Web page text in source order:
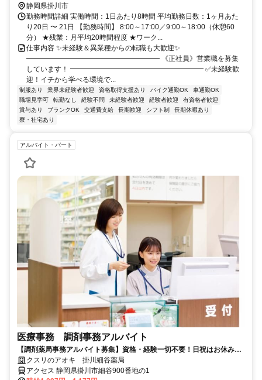
静岡県掛川市
勤務時間詳細 実働時間：1日あたり8時間 平均勤務日数：1ヶ月あた
り20日 〜 21日 【勤務時間】 8:00～17:00／9:00～18:00（休憩60
分） ★残業：月平均20時間程度 ★ワーク...
仕事内容 ✨未経験＆異業種からの転職も大歓迎✨
━━━━━━━━━━━━━━━━━━━ 《正社員》営業職を募集
しています！ ━━━━━━━━━━━━━━━━━━━ ✅未経験歓
迎！イチから学べる環境で...
制服あり 業界未経験者歓迎 資格取得支援あり バイク通勤OK
車通勤OK
職場見学可
転勤なし 経験不問 未経験者歓迎 経験者歓迎
有資格者歓迎
賞与あり
ブランクOK 交通費支給 長期歓迎 シフト制
長期休暇あり
寮・社宅あり
アルバイト・パート
医療事務 調剤事務アルバイト
【調剤薬局事務アルバイト募集】資格・経験一切不要！日祝はお休みの
お仕事！
クスリのアオキ 掛川細谷薬局
アクセス 静岡県掛川市細谷900番地の1